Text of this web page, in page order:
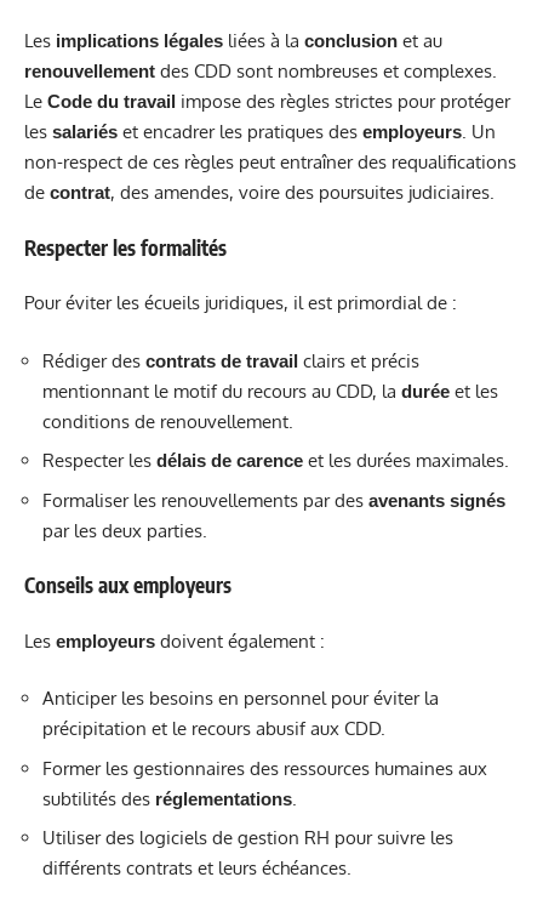
Les implications légales liées à la conclusion et au
renouvellement des CDD sont nombreuses et complexes.
Le Code du travail impose des règles strictes pour protéger
les salariés et encadrer les pratiques des employeurs. Un
non-respect de ces règles peut entraîner des requalifications
de contrat, des amendes, voire des poursuites judiciaires.
Respecter les formalités
Pour éviter les écueils juridiques, il est primordial de :
Rédiger des contrats de travail clairs et précis
mentionnant le motif du recours au CDD, la durée et les
conditions de renouvellement.
Respecter les délais de carence et les durées maximales.
Formaliser les renouvellements par des avenants signés
par les deux parties.
Conseils aux employeurs
Les employeurs doivent également :
Anticiper les besoins en personnel pour éviter la
précipitation et le recours abusif aux CDD.
Former les gestionnaires des ressources humaines aux
subtilités des réglementations.
Utiliser des logiciels de gestion RH pour suivre les
différents contrats et leurs échéances.